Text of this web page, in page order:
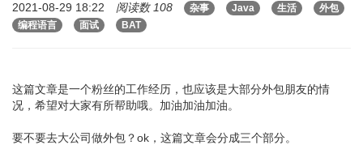
2021-08-29 18:22 阅读数 108 杂事 Java 生活
外包
编程语言
面试 BAT
这篇文章是一个粉丝的工作经历，也应该是大部分外包朋友的情
况，希望对大家有所帮助哦。加油加油加油。
要不要去大公司做外包？ok，这篇文章会分成三个部分。